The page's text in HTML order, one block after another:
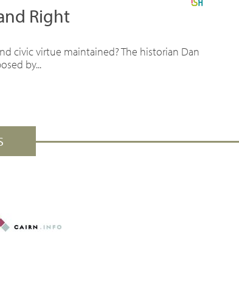
Right
civic virtue maintained? The historian Dan
by...